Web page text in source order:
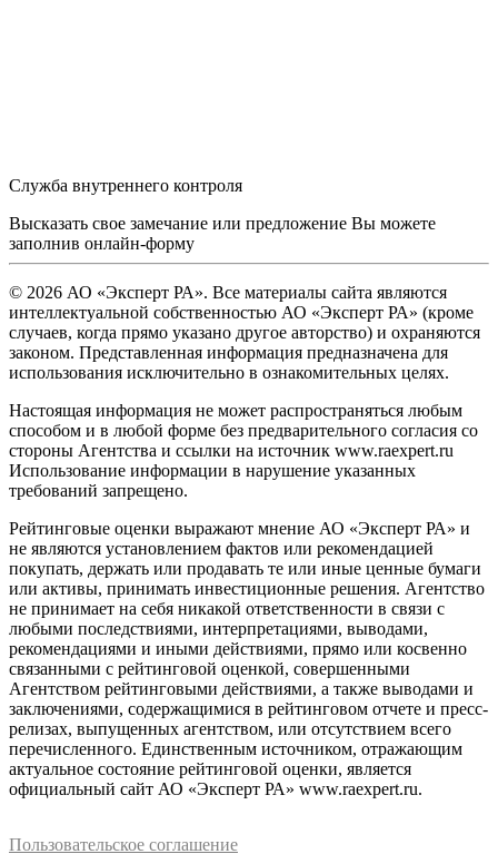
Служба внутреннего контроля
Высказать свое замечание или предложение Вы можете
заполнив онлайн-форму
© 2026 АО «Эксперт РА». Все материалы сайта являются
интеллектуальной собственностью АО «Эксперт РА» (кроме
случаев, когда прямо указано другое авторство) и охраняются
законом. Представленная информация предназначена для
использования исключительно в ознакомительных целях.
Настоящая информация не может распространяться любым
способом и в любой форме без предварительного согласия со
стороны Агентства и ссылки на источник www.raexpert.ru
Использование информации в нарушение указанных
требований запрещено.
Рейтинговые оценки выражают мнение АО «Эксперт РА» и
не являются установлением фактов или рекомендацией
покупать, держать или продавать те или иные ценные бумаги
или активы, принимать инвестиционные решения. Агентство
не принимает на себя никакой ответственности в связи с
любыми последствиями, интерпретациями, выводами,
рекомендациями и иными действиями, прямо или косвенно
связанными с рейтинговой оценкой, совершенными
Агентством рейтинговыми действиями, а также выводами и
заключениями, содержащимися в рейтинговом отчете и пресс-
релизах, выпущенных агентством, или отсутствием всего
перечисленного. Единственным источником, отражающим
актуальное состояние рейтинговой оценки, является
официальный сайт АО «Эксперт РА» www.raexpert.ru.
Пользовательское соглашение